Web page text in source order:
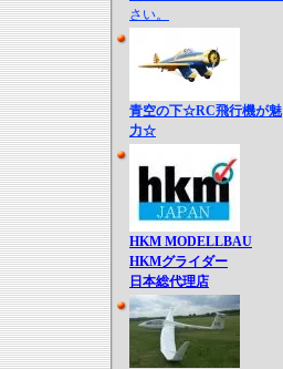
さい。
青空の下☆RC飛行機が魅
力☆
HKM MODELLBAU
HKMグライダー
日本総代理店